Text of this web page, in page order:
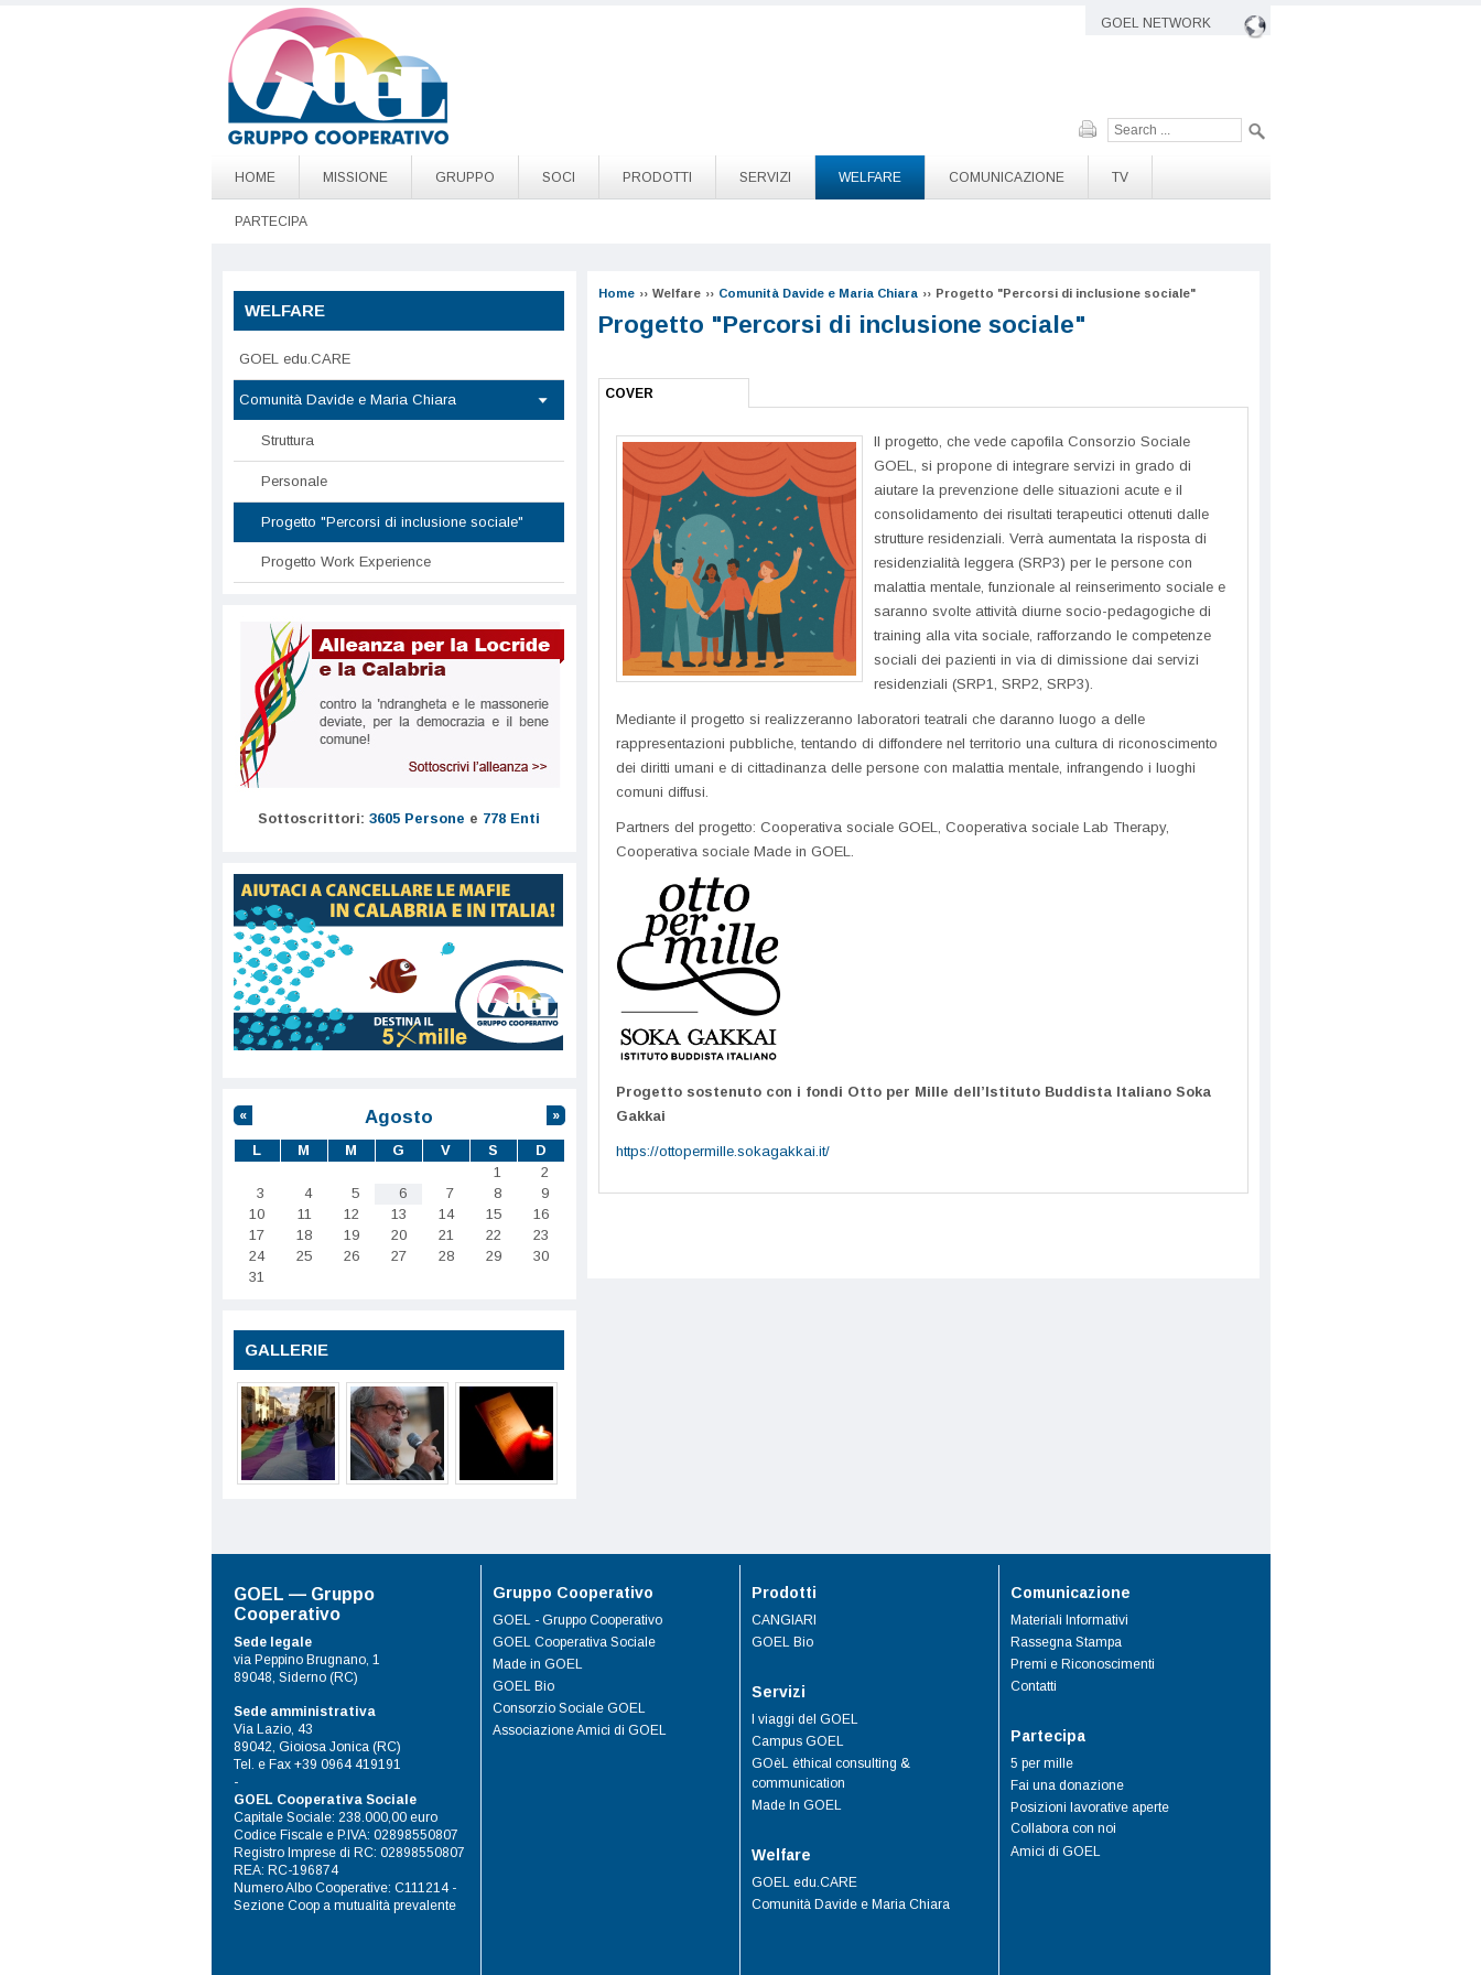
GOEL NETWORK
HOME MISSIONE GRUPPO SOCI PRODOTTI SERVIZI WELFARE COMUNICAZIONE TV
PARTECIPA
Home ›› Welfare ›› Comunità Davide e Maria Chiara ›› Progetto "Percorsi di inclusione sociale"
Progetto "Percorsi di inclusione sociale"
COVER
Il progetto, che vede capofila Consorzio Sociale
GOEL, si propone di integrare servizi in grado di
aiutare la prevenzione delle situazioni acute e il
consolidamento dei risultati terapeutici ottenuti dalle
strutture residenziali. Verrà aumentata la risposta di
residenzialità leggera (SRP3) per le persone con
malattia mentale, funzionale al reinserimento sociale e
saranno svolte attività diurne socio-pedagogiche di
training alla vita sociale, rafforzando le competenze
sociali dei pazienti in via di dimissione dai servizi
residenziali (SRP1, SRP2, SRP3).
Mediante il progetto si realizzeranno laboratori teatrali che daranno luogo a delle
rappresentazioni pubbliche, tentando di diffondere nel territorio una cultura di riconoscimento
dei diritti umani e di cittadinanza delle persone con malattia mentale, infrangendo i luoghi
comuni diffusi.
Partners del progetto: Cooperativa sociale GOEL, Cooperativa sociale Lab Therapy,
Cooperativa sociale Made in GOEL.
Progetto sostenuto con i fondi Otto per Mille dell’Istituto Buddista Italiano Soka
Gakkai
https://ottopermille.sokagakkai.it/
WELFARE
GOEL edu.CARE
Comunità Davide e Maria Chiara
Struttura
Personale
Progetto "Percorsi di inclusione sociale"
Progetto Work Experience
Sottoscrittori: 3605 Persone e 778 Enti
Agosto
« »
L M M G V S
D
1
2
3
4 5 6 7 8
9
10
11 12 13 14 15
16
17
18 19 20 21 22
23
24
25 26 27 28 29
30
31
GALLERIE
GOEL — Gruppo
Cooperativo
Sede legale
via Peppino Brugnano, 1
89048, Siderno (RC)
Sede amministrativa
Via Lazio, 43
89042, Gioiosa Jonica (RC)
Tel. e Fax +39 0964 419191
-
GOEL Cooperativa Sociale
Capitale Sociale: 238.000,00 euro
Codice Fiscale e P.IVA: 02898550807
Registro Imprese di RC: 02898550807
REA: RC-196874
Numero Albo Cooperative: C111214 -
Sezione Coop a mutualità prevalente
Gruppo Cooperativo
GOEL - Gruppo Cooperativo
GOEL Cooperativa Sociale
Made in GOEL
GOEL Bio
Consorzio Sociale GOEL
Associazione Amici di GOEL
Prodotti
CANGIARI
GOEL Bio
Servizi
I viaggi del GOEL
Campus GOEL
GOèL èthical consulting &
communication
Made In GOEL
Welfare
GOEL edu.CARE
Comunità Davide e Maria Chiara
Comunicazione
Materiali Informativi
Rassegna Stampa
Premi e Riconoscimenti
Contatti
Partecipa
5 per mille
Fai una donazione
Posizioni lavorative aperte
Collabora con noi
Amici di GOEL